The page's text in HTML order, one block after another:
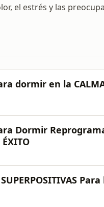
el estrés y las
dormir en la
Dormir
ÉXITO